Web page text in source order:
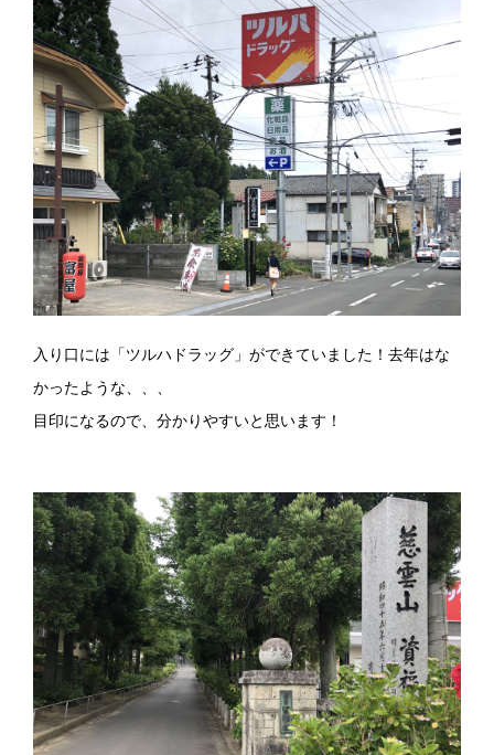
入り口には「ツルハドラッグ」ができていました！去年はな
かったような、、、
目印になるので、分かりやすいと思います！